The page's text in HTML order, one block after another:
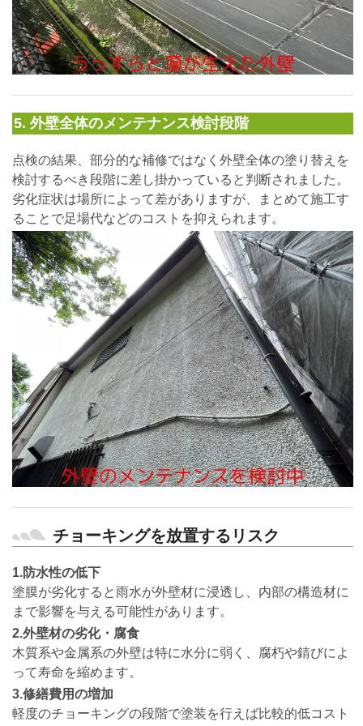
5. 外壁全体のメンテナンス検討段階
点検の結果、部分的な補修ではなく外壁全体の塗り替えを
検討するべき段階に差し掛かっていると判断されました。
劣化症状は場所によって差がありますが、まとめて施工す
ることで足場代などのコストを抑えられます。
チョーキングを放置するリスク
1.防水性の低下
塗膜が劣化すると雨水が外壁材に浸透し、内部の構造材に
まで影響を与える可能性があります。
2.外壁材の劣化・腐食
木質系や金属系の外壁は特に水分に弱く、腐朽や錆びによ
って寿命を縮めます。
3.修繕費用の増加
軽度のチョーキングの段階で塗装を行えば比較的低コスト